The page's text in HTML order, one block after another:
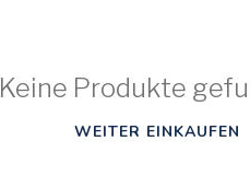
Keine Produkte
WEITER EINKAUFEN